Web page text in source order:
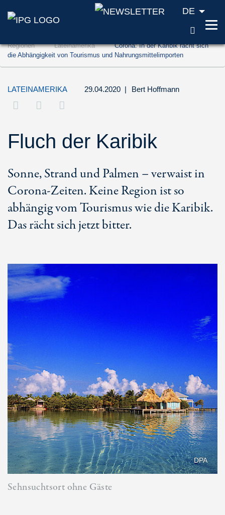
Zum Inhalt springen (Accesskey '1')
Zur Suche springen (Accesskey '2')
DE
Regionen Lateinamerika
Corona: In der Karibik rächt sich
die Abhängigkeit von Tourismus und Nahrungsmittelimporten
LATEINAMERIKA 29.04.2020 | Bert Hoffmann
Fluch der Karibik
Sonne, Strand und Palmen – verwaist in
Corona-Zeiten. Keine Region ist so
abhängig vom Tourismus wie die Karibik.
Das rächt sich jetzt bitter.
DPA
Sehnsuchtsort ohne Gäste